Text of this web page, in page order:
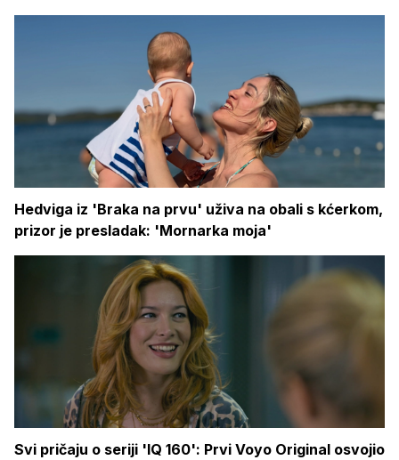
Hedviga iz 'Braka na prvu' uživa na obali s kćerkom,
prizor je presladak: 'Mornarka moja'
Svi pričaju o seriji 'IQ 160': Prvi Voyo Original osvojio